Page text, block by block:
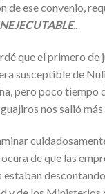
de ese convenio,
..
que el primero
susceptible de
pero poco tiempo
nos salió más
de que las